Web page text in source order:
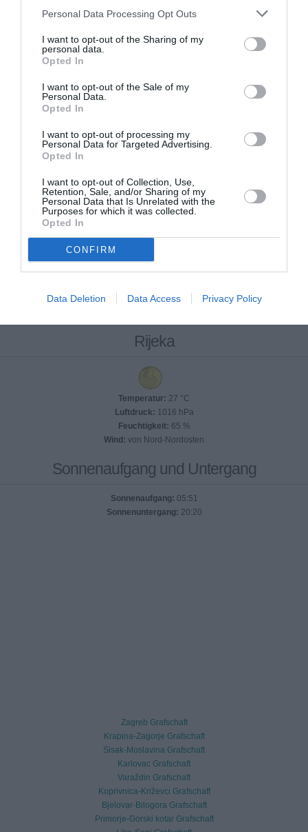
Personal Data Processing Opt Outs
I want to opt-out of the Sharing of my
personal data.
Opted In
I want to opt-out of the Sale of my
Personal Data.
Opted In
I want to opt-out of processing my
Personal Data for Targeted Advertising.
Opted In
I want to opt-out of Collection, Use,
Retention, Sale, and/or Sharing of my
Personal Data that Is Unrelated with the
Purposes for which it was collected.
Opted In
CONFIRM
Data Deletion Data Access Privacy Policy
Stunde für Stunde| 10 Tagen|15
Stunde für Stunde
10 Tagen
Vinodolska općina
Stunde für Stunde|10 Tagen
Stunde für Stunde| 10 Tagen
Vrbovsko
10 Tagen
Rijeka
Temperatur: 27 °C
Luftdruck: 1016 hPa
Feuchtigkeit: 65 %
Wind: von Nord-Nordosten
Sonnenaufgang und Untergang
Sonnenaufgang: 05:51
Sonnenuntergang: 20:20
Zagreb Grafschaft
Krapina-Zagorje Grafschaft
Sisak-Moslavina Grafschaft
Karlovac Grafschaft
Varaždin Grafschaft
Koprivnica-Križevci Grafschaft
Bjelovar-Bilogora Grafschaft
Primorje-Gorski kotar Grafschaft